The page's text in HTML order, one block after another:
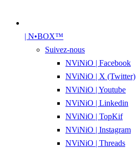
| N•BOX™
Suivez-nous
NViNiO | Facebook
NViNiO | X (Twitter)
NViNiO | Youtube
NViNiO | Linkedin
NViNiO | TopKif
NViNiO | Instagram
NViNiO | Threads